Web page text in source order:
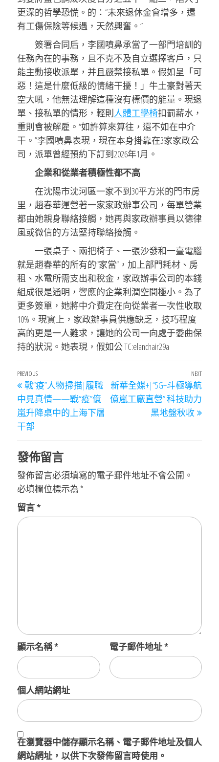
更深的哲學恐慌。的：“未來退休金會增多，還
有工傷保險等候遇，天然興奮。”
簽署合同后，李國噴鼻承當了一部門培訓的
任務內在的事務，且不克不及自立選擇客戶，只
能主動接收派單，并且嚴禁接私單。假如呈「可
惡！這是什麼低級的情緒干擾！」牛土豪對著天
空大吼，他無法理解這種沒有標價的能量。現退
單、接私單的情形，輕則人體工學椅扣罰薪水，
重則會被解雇。“如許算來算往，還不如在中介
干。”李國噴鼻表現，現在本身掛靠在3家家政公
司，派單曾經預約下訂到2026年1月。
企業和從業者積極性都不高
在沈陽市沈河區一家不到30平方米的門市房
里，趙春華運營著一家家政辦事公司，每單營業
都由她親身聯絡接觸，她再與家政辦事員以德律
風或微信的方法堅持聯絡接觸。
一張桌子、兩把椅子、一張沙發和一臺電腦
就是趙春華的所有的“家當”，加上部門耗材、房
租、水電所需支出和稅金，家政辦事公司的本錢
組成很是通明，響應的企業利潤空間極小。為了
更多簽單，她將中介費定在向從業者一次性收取
10%。現實上，家政辦事員供應缺乏，技巧程度
高的更是一人難求，讓她的公司一向處于委曲保
持的狀況。她表現，假如公 TC:elanchair29a
文
章
導
覽
Previous
Post
PREVIOUS
戰“疫”人物掃描|履職
中見真情——戰“疫”億
嵐升降桌中的上海下層
干部
Next
Post
NEXT
新華全媒+|“5G+斗極導航
億嵐工廠直營” 科技助力
黑地盤秋收
發佈留言
發佈留言必須填寫的電子郵件地址不會公開。
必填欄位標示為 *
留言*
顯示名稱* 電子郵件地址*
個人網站網址
在瀏覽器中儲存顯示名稱、電子郵件地址及個人
網站網址，以供下次發佈留言時使用。